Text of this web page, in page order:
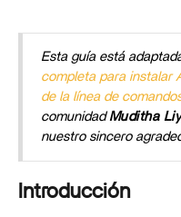
Esta guía está
completa para instalar
de la línea de
comunidadMuditha
nuestro sincero
Introducción